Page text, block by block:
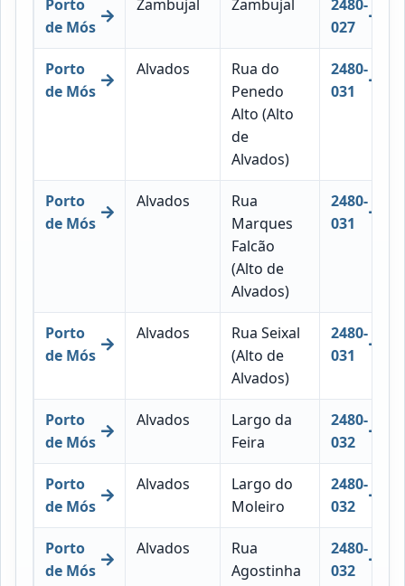
Porto
de Mós
Zambujal Zambujal
2480-
027
Porto
de Mós
Alvados
Rua do
Penedo
Alto (Alto
de
Alvados)
2480-
031
Porto
de Mós
Alvados
Rua
Marques
Falcão
(Alto de
Alvados)
2480-
031
Porto
de Mós
Alvados
Rua Seixal
(Alto de
Alvados)
2480-
031
Porto
de Mós
Alvados
Largo da
Feira
2480-
032
Porto
de Mós
Alvados
Largo do
Moleiro
2480-
032
Porto
de Mós
Alvados
Rua
Agostinha
2480-
032